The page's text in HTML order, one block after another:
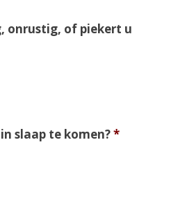
onrustig, of piekert u
slaap te komen?*